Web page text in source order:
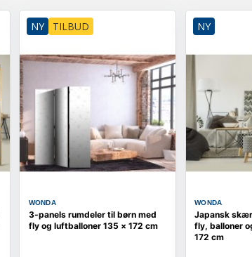
NY TILBUD
WONDA
3-panels rumdeler til børn med
fly og luftballoner 135 × 172 cm
NY
WONDA
Japansk
fly, balloner
172 cm